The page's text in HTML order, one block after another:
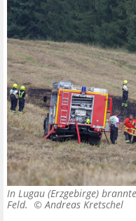
In Lugau (Erzgebirge)
Feld. ©Andreas Kretschel